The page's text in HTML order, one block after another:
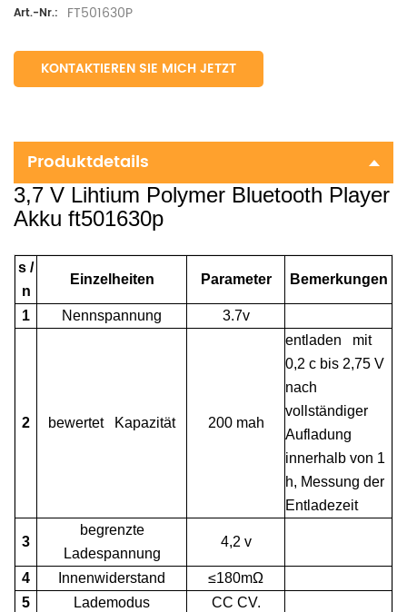
Art.-Nr.: FT501630P
KONTAKTIEREN SIE MICH JETZT
Produktdetails
3,7 V Lihtium Polymer Bluetooth Player
Akku ft501630p
s /
n
Einzelheiten Parameter Bemerkungen
1 Nennspannung 3.7v
2 bewertet Kapazität 200 mah
entladen mit
0,2 c bis 2,75 V
nach
vollständiger
Aufladung
innerhalb von 1
h, Messung der
Entladezeit
3
begrenzte
Ladespannung
4,2 v
4 Innenwiderstand
≤180mΩ
5
Lademodus CC CV.